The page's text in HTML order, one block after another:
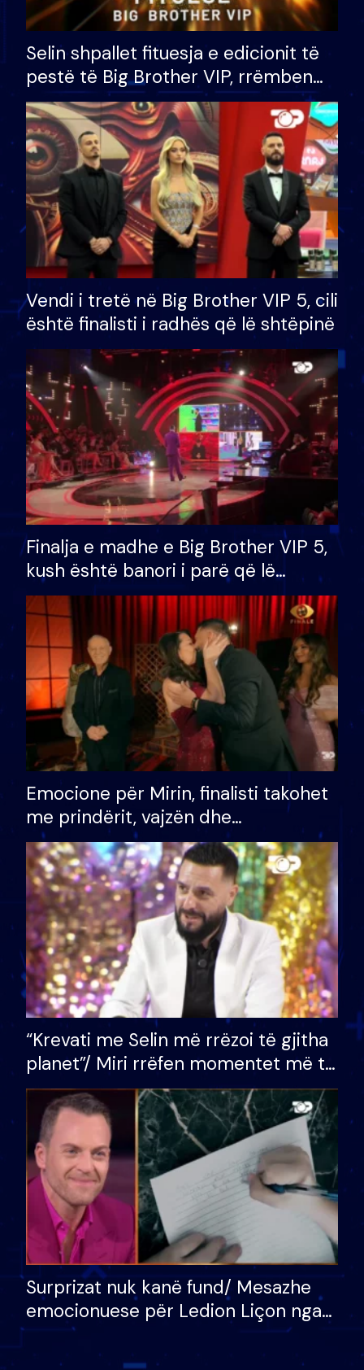
Selin shpallet fituesja e edicionit të
pestë të Big Brother VIP, rrëmben
çmimin e madh prej 100 mijë eurosh
Vendi i tretë në Big Brother VIP 5, cili
është finalisti i radhës që lë shtëpinë
Finalja e madhe e Big Brother VIP 5,
kush është banori i parë që lë
shtëpinë dhe humb mundësinë për
të fituar çmimin e madh
Emocione për Mirin, finalisti takohet
me prindërit, vajzën dhe
bashkëshorten: S’kemi ndonjë letër
divorci apo jo?
“Krevati me Selin më rrëzoi të gjitha
planet”/ Miri rrëfen momentet më të
bukura në shtëpinë e BB VIP: Do më
mungojë zilja e mëngjesit kur…
Surprizat nuk kanë fund/ Mesazhe
emocionuese për Ledion Liçon nga
nëna dhe fëmijët e tij, moderatori
nuk i mban dot lotët: Nuk meritoj…